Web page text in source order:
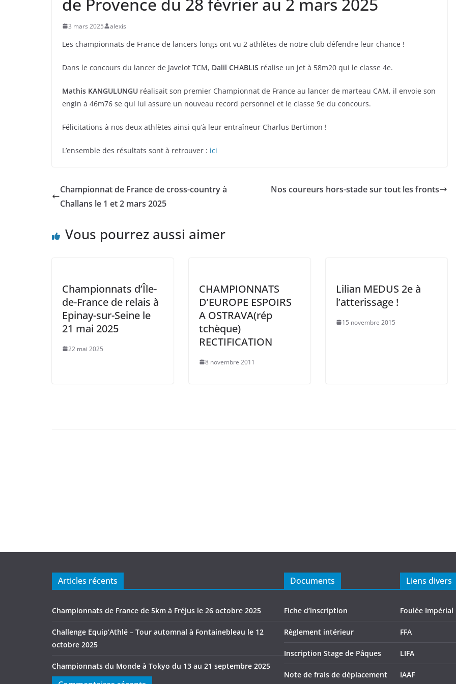
3 mars 2025 alexis
Les championnats de France de lancers longs ont vu 2 athlètes de notre club défendre leur chance !
Dans le concours du lancer de Javelot TCM, Dalil CHABLIS réalise un jet à 58m20 qui le classe 4e.
Mathis KANGULUNGU réalisait son premier Championnat de France au lancer de marteau CAM, il envoie son
engin à 46m76 se qui lui assure un nouveau record personnel et le classe 9e du concours.
Félicitations à nos deux athlètes ainsi qu’à leur entraîneur Charlus Bertimon !
L’ensemble des résultats sont à retrouver : ici
Championnat de France de cross-country à
Challans le 1 et 2 mars 2025
Nos coureurs hors-stade sur tout les fronts
Vous pourrez aussi aimer
Championnats d’Île-
de-France de relais à
Epinay-sur-Seine le
21 mai 2025
22 mai 2025
CHAMPIONNATS
D’EUROPE ESPOIRS
A OSTRAVA(rép
tchèque)
RECTIFICATION
8 novembre 2011
Lilian MEDUS 2e à
l’atterissage !
15 novembre 2015
Articles récents
Championnats de France de 5km à Fréjus le 26 octobre 2025
Challenge Equip’Athlé – Tour automnal à Fontainebleau le 12
octobre 2025
Championnats du Monde à Tokyo du 13 au 21 septembre 2025
Documents
Fiche d’inscription
Règlement intérieur
Inscription Stage de Pâques
Note de frais de déplacement
Liens divers
Foulée
FFA
LIFA
IAAF